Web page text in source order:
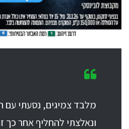
מלבד צמיגים, נסעתי
ונאלצתי להחליף אחר כך